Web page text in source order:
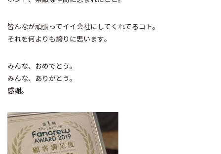
皆んなが頑張ってイイ会社にしてくれてるコト。
それを何よりも誇りに思います。
みんな、おめでとう。
みんな、ありがとう。
感謝。